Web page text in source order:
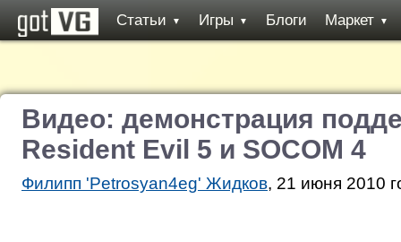
Статьи ▼ Игры ▼ Блоги Маркет ▼
Видео: демонстрация
Resident Evil 5 и SOCOM 4
Филипп 'Petrosyan4eg' Жидков, 21 июня 2010